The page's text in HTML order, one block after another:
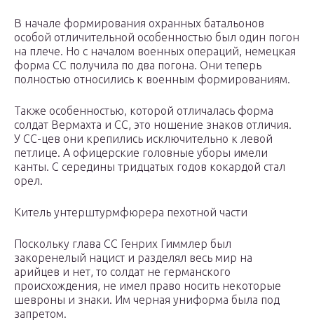
В начале формирования охранных батальонов
особой отличительной особенностью был один погон
на плече. Но с началом военных операций, немецкая
форма СС получила по два погона. Они теперь
полностью относились к военным формированиям.
Также особенностью, которой отличалась форма
солдат Вермахта и СС, это ношение знаков отличия.
У СС-цев они крепились исключительно к левой
петлице. А офицерские головные уборы имели
канты. С середины тридцатых годов кокардой стал
орел.
Китель унтерштурмфюрера пехотной части
Поскольку глава СС Генрих Гиммлер был
закоренелый нацист и разделял весь мир на
арийцев и нет, то солдат не германского
происхождения, не имел право носить некоторые
шевроны и знаки. Им черная униформа была под
запретом.